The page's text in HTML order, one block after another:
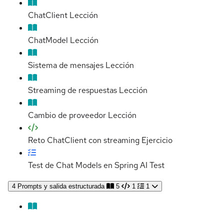
ChatClient Lección
ChatModel Lección
Sistema de mensajes Lección
Streaming de respuestas Lección
Cambio de proveedor Lección
Reto ChatClient con streaming Ejercicio
Test de Chat Models en Spring AI Test
4 Prompts y salida estructurada 5 1 1